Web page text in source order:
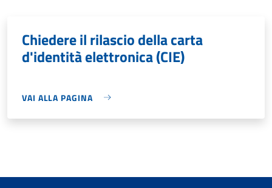
Chiedere il rilascio della carta
d'identità elettronica (CIE)
VAI ALLA PAGINA